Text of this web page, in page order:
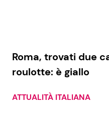
Roma, trovati due
roulotte: è giallo
ATTUALITÀ ITALIANA